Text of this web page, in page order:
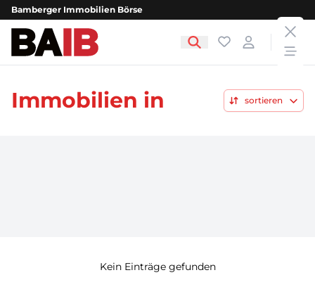
Bamberger Immobilien Börse
Bamberger Immobilien Börse Favoriten
Login
Immobilien in sortieren
Kein Einträge gefunden